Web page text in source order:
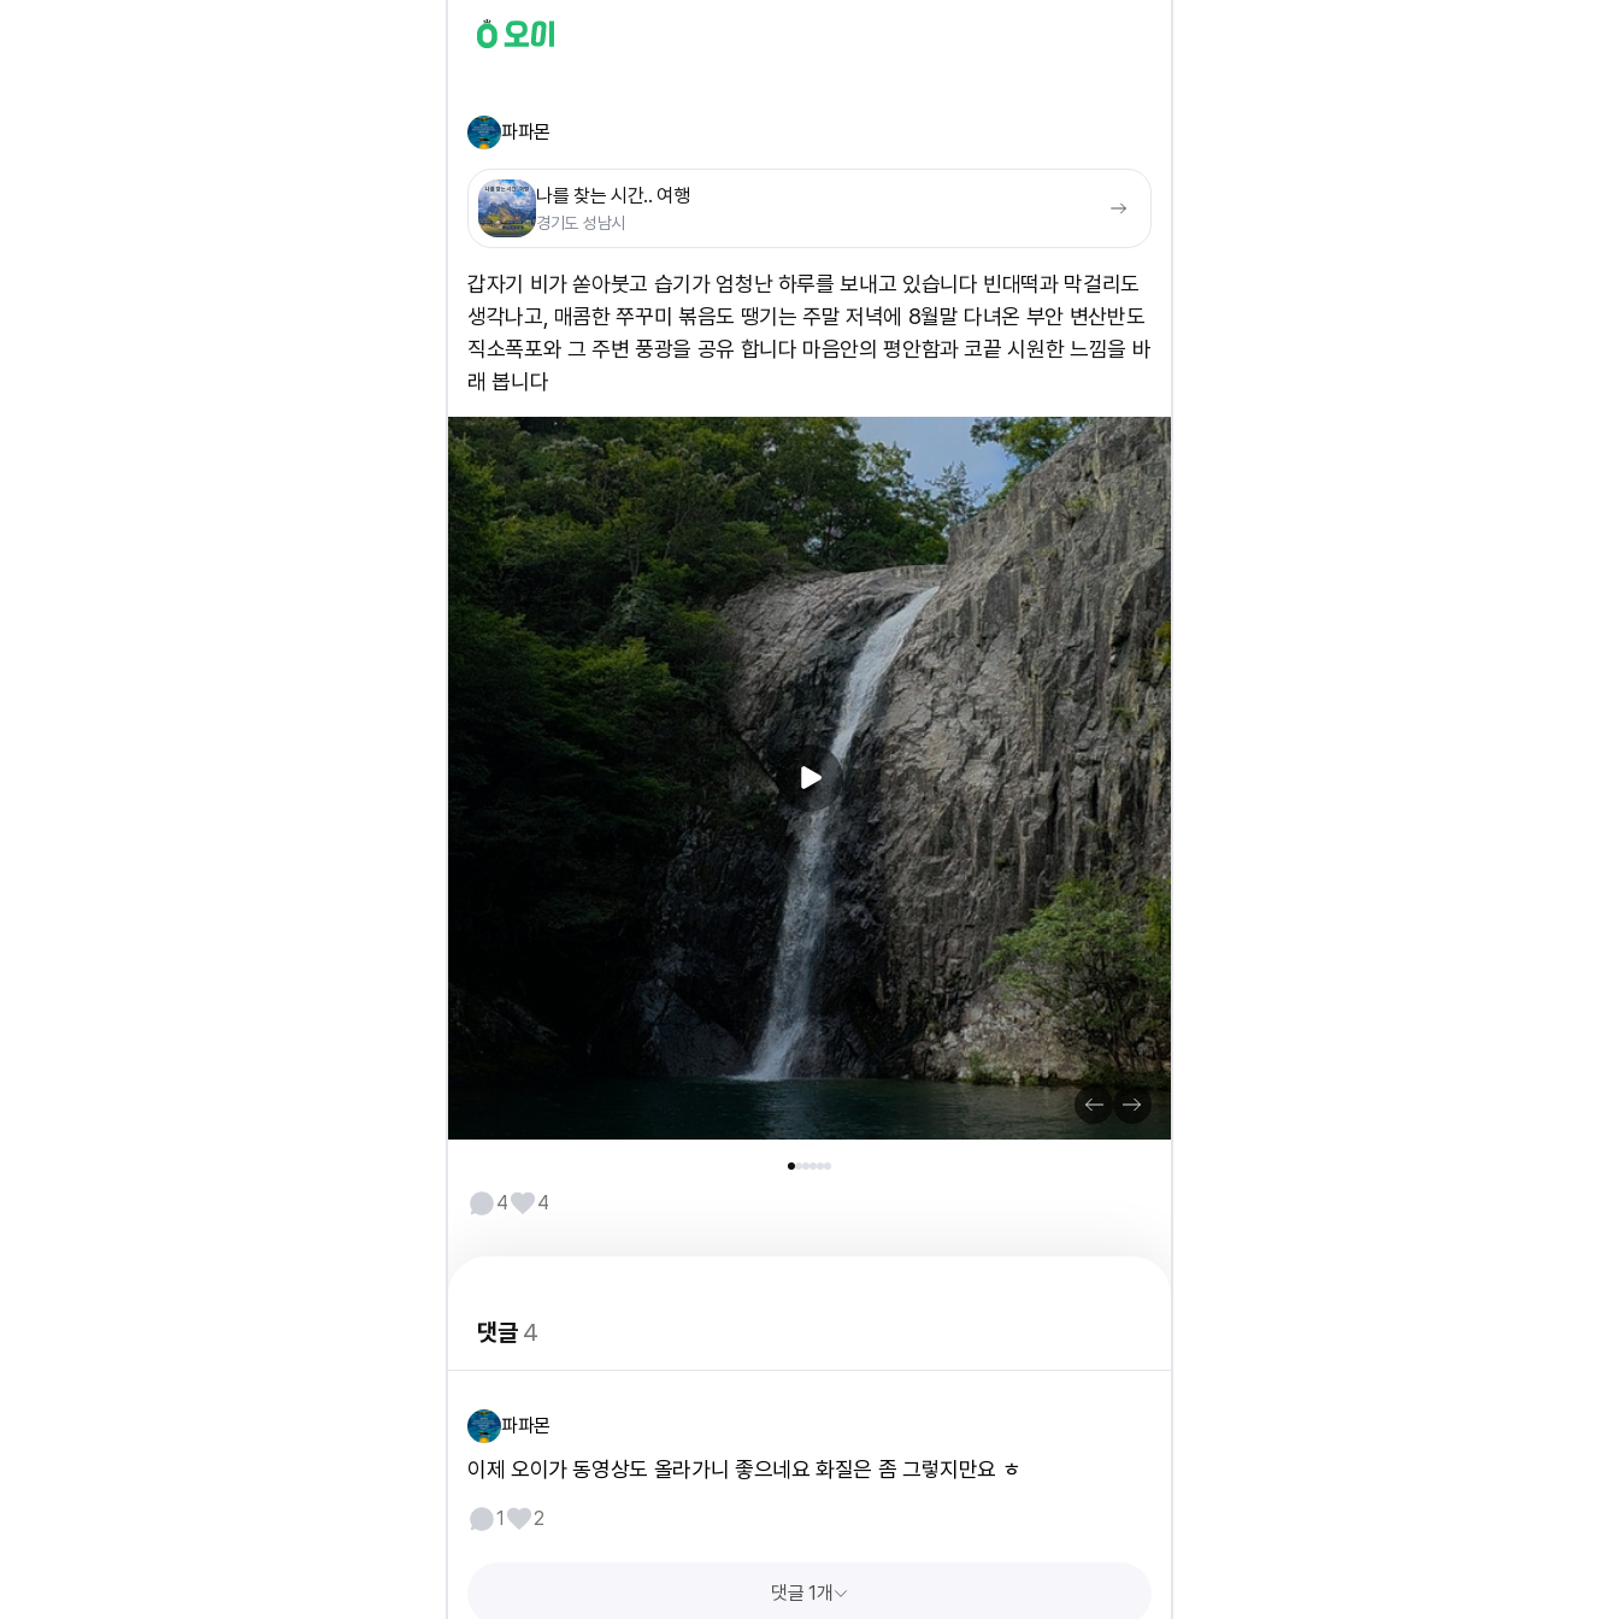
파파몬
나를 찾는 시간.. 여행
경기도 성남시
갑자기 비가 쏟아붓고 습기가 엄청난 하루를 보내고 있습니다 빈대떡과 막걸리도
생각나고, 매콤한 쭈꾸미 볶음도 땡기는 주말 저녁에 8월말 다녀온 부안 변산반도
직소폭포와 그 주변 풍광을 공유 합니다 마음안의 평안함과 코끝 시원한 느낌을 바
래 봅니다
4 4
댓글4
파파몬
이제 오이가 동영상도 올라가니 좋으네요 화질은 좀 그렇지만요 ㅎ
1 2
댓글 1개